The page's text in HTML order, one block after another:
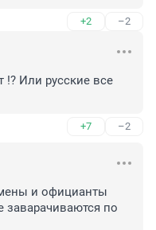
+2 –2
!? Или русские все
+7 –2
и официанты
по